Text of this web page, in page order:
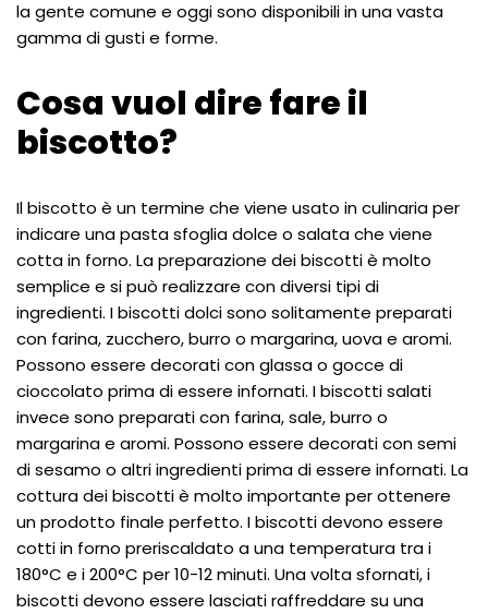
la gente comune e oggi sono disponibili in una vasta
gamma di gusti e forme.
Cosa vuol dire fare il
biscotto?
Il biscotto è un termine che viene usato in culinaria per
indicare una pasta sfoglia dolce o salata che viene
cotta in forno. La preparazione dei biscotti è molto
semplice e si può realizzare con diversi tipi di
ingredienti. I biscotti dolci sono solitamente preparati
con farina, zucchero, burro o margarina, uova e aromi.
Possono essere decorati con glassa o gocce di
cioccolato prima di essere infornati. I biscotti salati
invece sono preparati con farina, sale, burro o
margarina e aromi. Possono essere decorati con semi
di sesamo o altri ingredienti prima di essere infornati. La
cottura dei biscotti è molto importante per ottenere
un prodotto finale perfetto. I biscotti devono essere
cotti in forno preriscaldato a una temperatura tra i
180°C e i 200°C per 10-12 minuti. Una volta sfornati, i
biscotti devono essere lasciati raffreddare su una